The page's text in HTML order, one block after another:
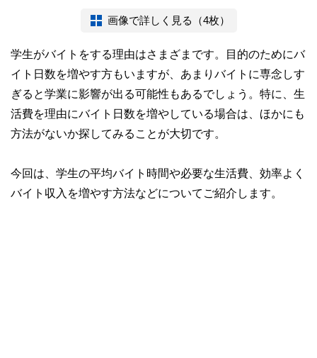
画像で詳しく見る（4枚）
学生がバイトをする理由はさまざまです。目的のためにバ
イト日数を増やす方もいますが、あまりバイトに専念しす
ぎると学業に影響が出る可能性もあるでしょう。特に、生
活費を理由にバイト日数を増やしている場合は、ほかにも
方法がないか探してみることが大切です。
今回は、学生の平均バイト時間や必要な生活費、効率よく
バイト収入を増やす方法などについてご紹介します。